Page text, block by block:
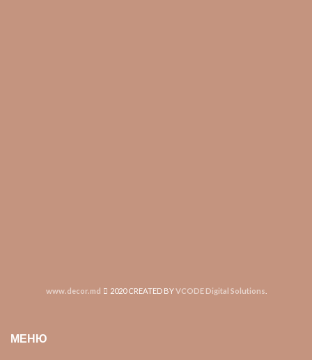
www.decor.md 2020 CREATED BYVCODE Digital Solutions
МЕНЮ